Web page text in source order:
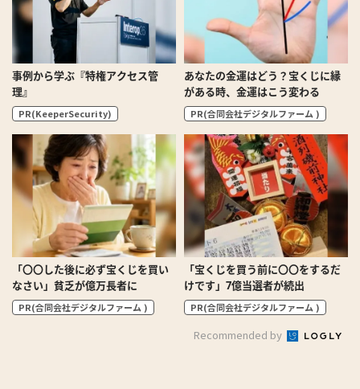
事例から学ぶ『特権アクセス管
理』
PR(KeeperSecurity)
あなたの金運はどう？宝くじに縁
がある時、金運はこう変わる
PR(合同会社デジタルファーム )
「〇〇した後に必ず宝くじを買い
なさい」貧乏が億万長者に
PR(合同会社デジタルファーム )
「宝くじを買う前に〇〇をするだ
けです」7億当選者が続出
PR(合同会社デジタルファーム )
Recommended by